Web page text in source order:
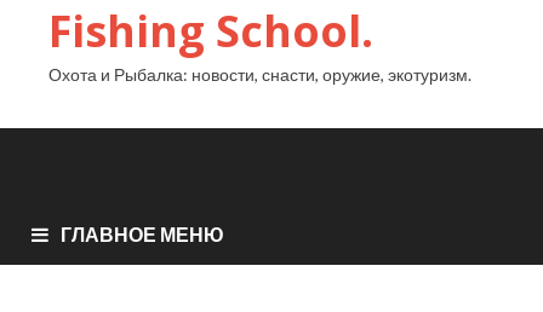
Fishing School.
Охота и Рыбалка: новости, снасти, оружие, экотуризм.
ГЛАВНОЕ МЕНЮ